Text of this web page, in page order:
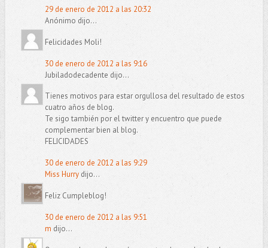
29 de enero de 2012 a las 20:32
Anónimo dijo...
Felicidades Moli!
30 de enero de 2012 a las 9:16
Jubiladodecadente dijo...
Tienes motivos para estar orgullosa del resultado de estos
cuatro años de blog.
Te sigo también por el twitter y encuentro que puede
complementar bien al blog.
FELICIDADES
30 de enero de 2012 a las 9:29
Miss Hurrydijo...
Feliz Cumpleblog!
30 de enero de 2012 a las 9:51
m dijo...